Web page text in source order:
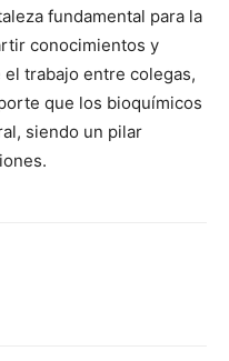
fundamental para la
conocimientos y
trabajo entre colegas,
que los bioquímicos
siendo un pilar